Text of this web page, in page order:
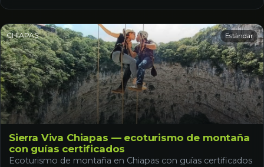
CHIAPAS Estándar
Sierra Viva Chiapas — ecoturismo de montaña
con guías certificados
Ecoturismo de montaña en Chiapas con guías certificados